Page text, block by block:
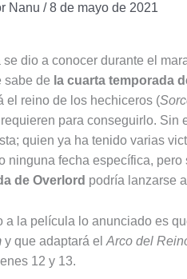
Nanu /8 de mayo de 2021
se dio a conocer durante el
sabe de la cuarta temporada
el reino de los hechiceros (
para conseguirlo. Sin
quien ya ha tenido varias
ninguna fecha específica,
de Overlord podría lanzarse
a la película lo anunciado es
y que adaptará el Arco del
12 y 13.